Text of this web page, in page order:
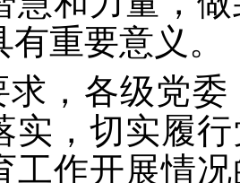
重要意义。
求，各级党
实，切实履
工作开展情